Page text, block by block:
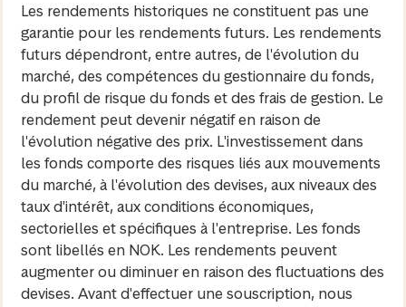
Les rendements historiques ne constituent pas une
garantie pour les rendements futurs. Les rendements
futurs dépendront, entre autres, de l'évolution du
marché, des compétences du gestionnaire du fonds,
du profil de risque du fonds et des frais de gestion. Le
rendement peut devenir négatif en raison de
l'évolution négative des prix. L'investissement dans
les fonds comporte des risques liés aux mouvements
du marché, à l'évolution des devises, aux niveaux des
taux d'intérêt, aux conditions économiques,
sectorielles et spécifiques à l'entreprise. Les fonds
sont libellés en NOK. Les rendements peuvent
augmenter ou diminuer en raison des fluctuations des
devises. Avant d'effectuer une souscription, nous